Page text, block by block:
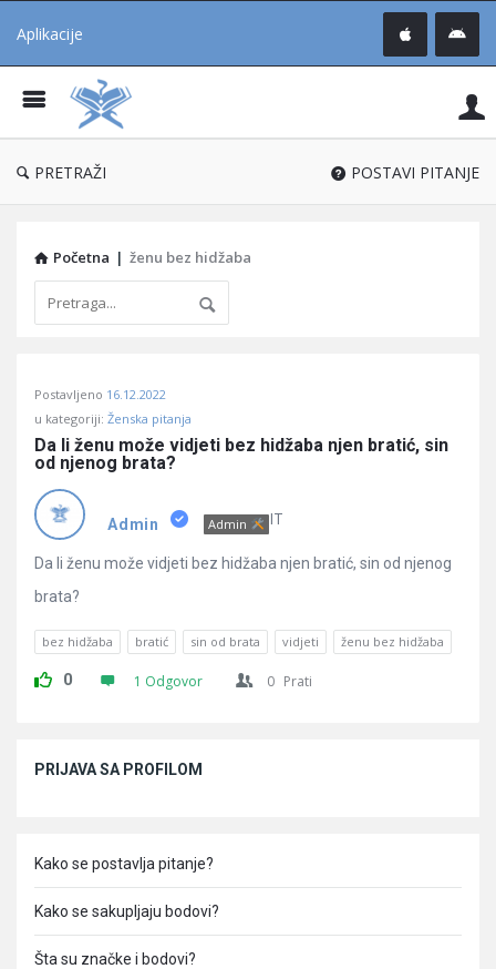
Aplikacije
®
PRETRAŽI POSTAVI PITANJE
Početna | ženu bez hidžaba
Učene
Latest
Pitanja
Postavljeno 16.12.2022
u kategoriji: Ženska pitanja
Da li ženu može vidjeti bez hidžaba njen bratić, sin
od njenog brata?
Admin Admin IT
Da li ženu može vidjeti bez hidžaba njen bratić, sin od njenog
brata?
bez hidžaba bratić sin od brata vidjeti ženu bez hidžaba
0 1 Odgovor 0 Prati
PRIJAVA SA PROFILOM
Kako se postavlja pitanje?
Kako se sakupljaju bodovi?
Šta su značke i bodovi?